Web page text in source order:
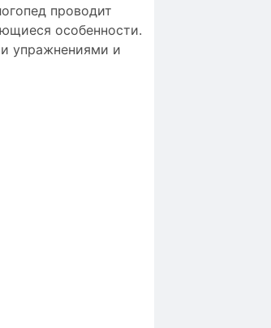
проводит
особенности.
упражнениями и